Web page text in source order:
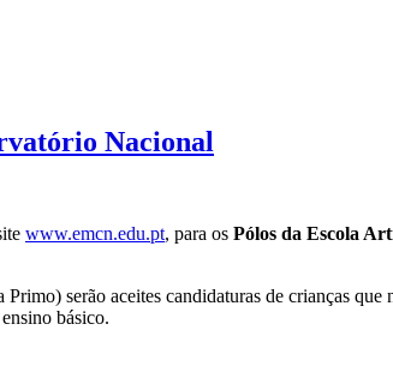
Nacional
www.emcn.edu.pt, para os Pólos da Escola
Primo) serão aceites candidaturas de crianças
básico.